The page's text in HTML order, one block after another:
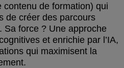
de formation) qui
de créer des parcours
Sa force ? Une approche
et enrichie par l’IA,
qui maximisent la